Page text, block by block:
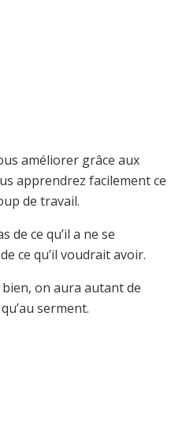
améliorer grâce aux
apprendrez facilement ce
de travail.
de ce qu’il a ne se
ce qu’il voudrait avoir.
on aura autant de
serment.